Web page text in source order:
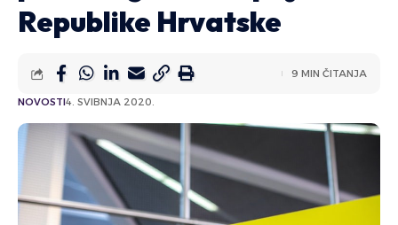
Republike Hrvatske
NOVOSTI4. SVIBNJA 2020.
9 MIN ČITANJA